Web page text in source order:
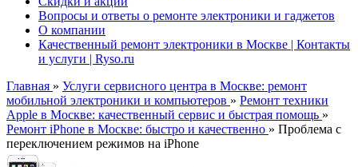
Вопросы и ответы о ремонте электроники и гаджетов
О компании
Качественный ремонт электроники в Москве | Контакты
и услуги | Ryso.ru
Главная » Услуги сервисного центра в Москве: ремонт
мобильной электроники и компьютеров » Ремонт техники
Apple в Москве: качественный сервис и быстрая помощь »
Ремонт iPhone в Москве: быстро и качественно » Проблема с
переключением режимов на iPhone